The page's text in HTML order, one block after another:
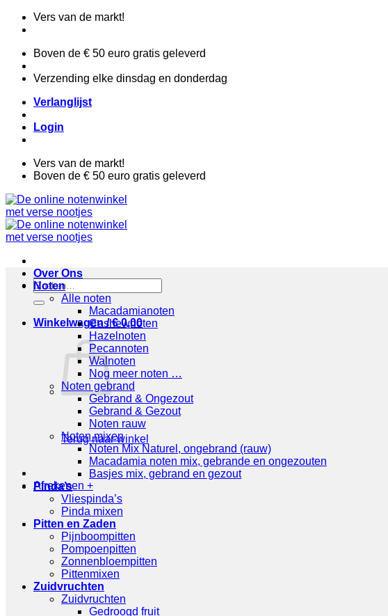
naar
Vers van de markt!
Boven de € 50 euro gratis geleverd
Verzending elke dinsdag en donderdag
Verlanglijst
Login
Vers van de markt!
Boven de € 50 euro gratis geleverd
Zoeken
naar:
Winkelwagen /€0,00
Terug naar winkel
Afrekenen +
Over Ons
Noten
Alle noten
Macadamianoten
Cashewnoten
Hazelnoten
Pecannoten
Walnoten
Nog meer noten …
Noten gebrand
Gebrand & Ongezout
Gebrand & Gezout
Noten rauw
Noten mixen
Noten Mix Naturel, ongebrand (rauw)
Macadamia noten mix, gebrande en ongezouten
Basjes mix, gebrand en gezout
Pinda’s
Vliespinda’s
Pinda mixen
Pitten en Zaden
Pijnboompitten
Pompoenpitten
Zonnenbloempitten
Pittenmixen
Zuidvruchten
Zuidvruchten
Gedroogd fruit